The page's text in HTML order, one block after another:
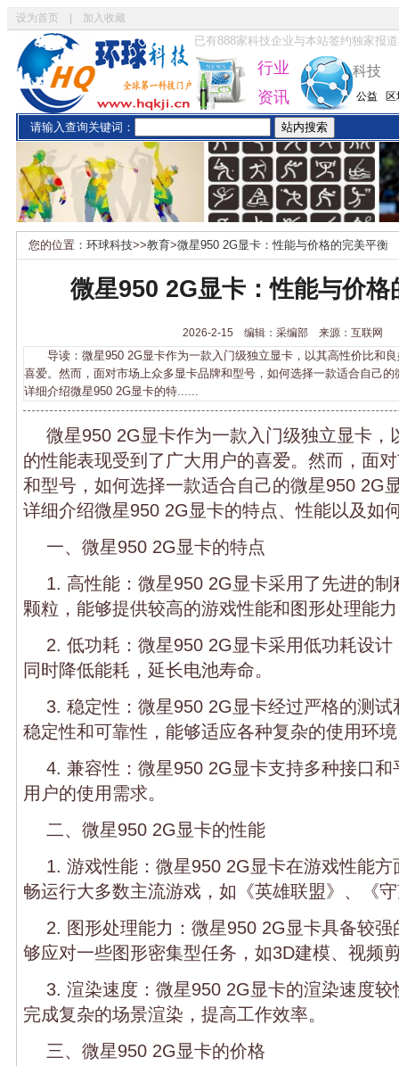
设为首页 加入收藏
已有888家科技企业与本站签约独家报
行业
资讯
科技
公益
请输入查询关键词：
您的位置： 环球科技>>教育>微星950 2G显卡：性能与价格的完美平衡
微星950 2G显卡：性能与价格
2026-2-15 编辑：采编部 来源：互联网
导读：微星950 2G显卡作为一款入门级独立显卡，以其高性价比和良
喜爱。然而，面对市场上众多显卡品牌和型号，如何选择一款适合自己
详细介绍微星950 2G显卡的特......
微星950 2G显卡作为一款入门级独立显卡，
的性能表现受到了广大用户的喜爱。然而，面
和型号，如何选择一款适合自己的微星950 2G
详细介绍微星950 2G显卡的特点、性能以及如
一、微星950 2G显卡的特点
1. 高性能：微星950 2G显卡采用了先进的
颗粒，能够提供较高的游戏性能和图形处理能
2. 低功耗：微星950 2G显卡采用低功耗设
同时降低能耗，延长电池寿命。
3. 稳定性：微星950 2G显卡经过严格的测
稳定性和可靠性，能够适应各种复杂的使用环
4. 兼容性：微星950 2G显卡支持多种接口
用户的使用需求。
二、微星950 2G显卡的性能
1. 游戏性能：微星950 2G显卡在游戏性能
畅运行大多数主流游戏，如《英雄联盟》、《
2. 图形处理能力：微星950 2G显卡具备较
够应对一些图形密集型任务，如3D建模、视频
3. 渲染速度：微星950 2G显卡的渲染速度
完成复杂的场景渲染，提高工作效率。
三、微星950 2G显卡的价格